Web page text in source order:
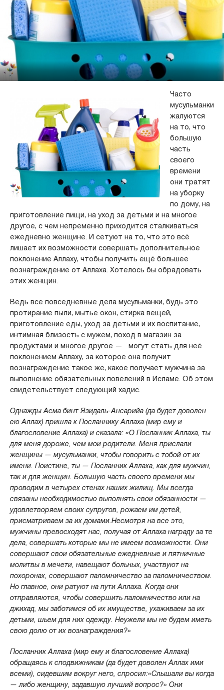
Часто
мусульманки
жалуются
на то, что
большую
часть
своего
времени
они тратят
на уборку
по дому, на
приготовление пищи, на уход за детьми и на многое
другое, с чем непременно приходится сталкиваться
ежедневно женщине. И сетуют на то, что это всё
лишает их возможности совершать дополнительное
поклонение Аллаху, чтобы получить ещё большее
вознаграждение от Аллаха. Хотелось бы обрадовать
этих женщин.
Ведь все повседневные дела мусульманки, будь это
протирание пыли, мытье окон, стирка вещей,
приготовление еды, уход за детьми и их воспитание,
интимная близость с мужем, поход в магазин за
продуктами и многое другое — могут стать для неё
поклонением Аллаху, за которое она получит
вознаграждение такое же, какое получает мужчина за
выполнение обязательных повелений в Исламе. Об этом
свидетельствует следующий хадис.
Однажды Асма бинт Язидаль-Ансарийа (да будет доволен
ею Аллах) пришла к Посланнику Аллаха (мир ему и
благословение Аллаха) и сказала: «О Посланник Аллаха, ты
для меня дороже, чем мои родители. Меня прислали
женщины — мусульманки, чтобы говорить с тобой от их
имени. Поистине, ты — Посланник Аллаха, как для мужчин,
так и для женщин. Большую часть своего времени мы
проводим в четырех стенах наших жилищ. Мы всегда
связаны необходимостью выполнять свои обязанности —
удовлетворяем своих супругов, рожаем им детей,
присматриваем за их домами.Несмотря на все это,
мужчины превосходят нас, получая от Аллаха награду за те
дела, совершать которые мы не имеем возможности. Они
совершают свои обязательные ежедневные и пятничные
молитвы в мечети, навещают больных, участвуют на
похоронах, совершают паломничество за паломничеством.
Но главное, они ратуют на пути Аллаха. Когда они
отправляются, чтобы совершить паломничество или на
джихад, мы заботимся об их имуществе, ухаживаем за их
детьми, шьем для них одежду. Неужели мы не будем иметь
свою долю от их вознаграждения?»
Посланник Аллаха (мир ему и благословение Аллаха)
обращаясь к сподвижникам (да будет доволен Аллах ими
всеми), сидевшим вокруг него, спросил:«Слышали вы когда
— либо женщину, задавшую лучший вопрос?» Они